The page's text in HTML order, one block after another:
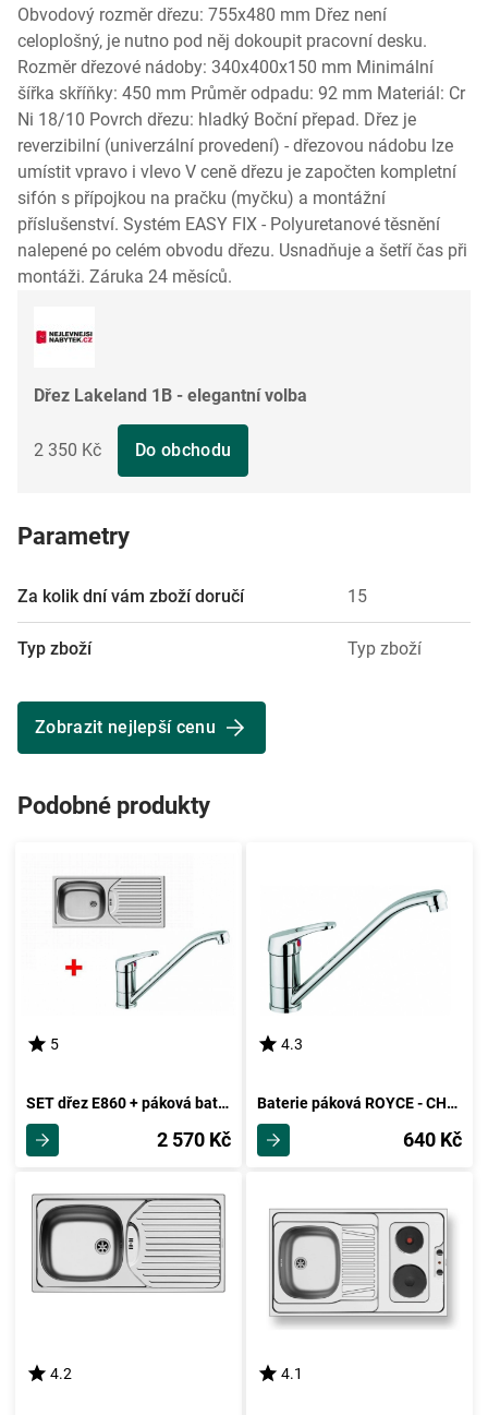
Obvodový rozměr dřezu: 755x480 mm Dřez není
celoplošný, je nutno pod něj dokoupit pracovní desku.
Rozměr dřezové nádoby: 340x400x150 mm Minimální
šířka skříňky: 450 mm Průměr odpadu: 92 mm Materiál: Cr
Ni 18/10 Povrch dřezu: hladký Boční přepad. Dřez je
reverzibilní (univerzální provedení) - dřezovou nádobu lze
umístit vpravo i vlevo V ceně dřezu je započten kompletní
sifón s přípojkou na pračku (myčku) a montážní
příslušenství. Systém EASY FIX - Polyuretanové těsnění
nalepené po celém obvodu dřezu. Usnadňuje a šetří čas při
montáži. Záruka 24 měsíců.
Dřez Lakeland 1B - elegantní volba
2 350 Kč Do obchodu
Parametry
Za kolik dní vám zboží doručí 15
Typ zboží Typ zboží
Zobrazit nejlepší cenu
Podobné produkty
5
SET dřez E860 + páková baterie ROYCE-CHROM
2 570 Kč
4.3
Baterie páková ROYCE - CHROM
640 Kč
4.2 4.1